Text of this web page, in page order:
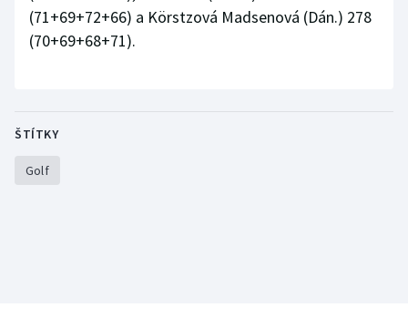
Parasport
(71+69+72+66) a Körstzová Madsenová (Dán.) 278
(70+69+68+71).
ŠTÍTKY
Golf